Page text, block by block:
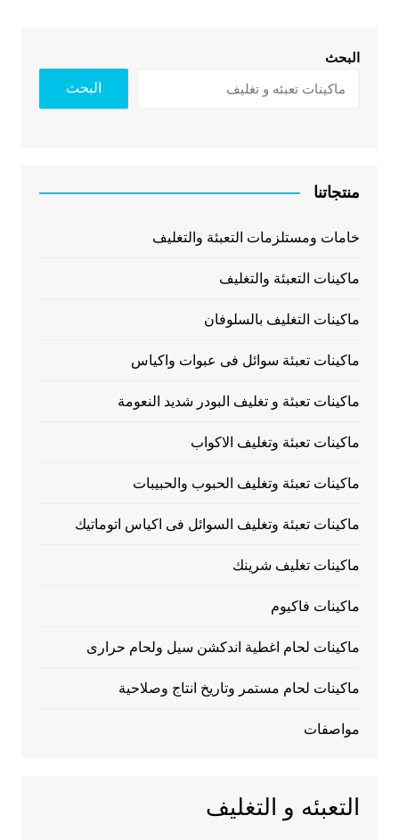
البحث
البحث
منتجاتنا
خامات ومستلزمات التعبئة والتغليف
ماكينات التعبئة والتغليف
ماكينات التغليف بالسلوفان
ماكينات تعبئة سوائل فى عبوات واكياس
ماكينات تعبئة و تغليف البودر شديد النعومة
ماكينات تعبئة وتغليف الاكواب
ماكينات تعبئة وتغليف الحبوب والحبيبات
ماكينات تعبئة وتغليف السوائل فى اكياس اتوماتيك
ماكينات تغليف شرينك
ماكينات فاكيوم
ماكينات لحام اغطية اندكشن سيل ولحام حرارى
ماكينات لحام مستمر وتاريخ انتاج وصلاحية
مواصفات
التعبئه و التغليف